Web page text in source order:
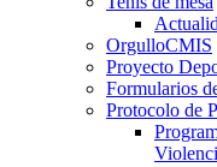
OrgulloCMIS
Proyecto
Formularios
Protocolo de